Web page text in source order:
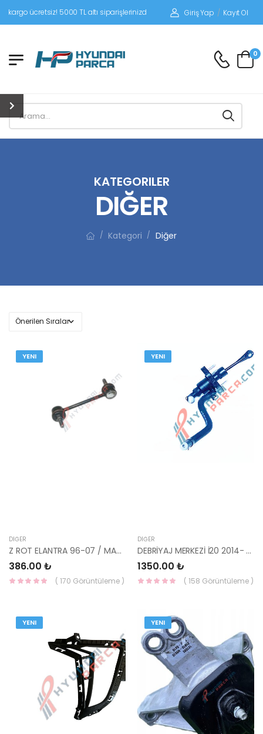
5000 TL altı siparişlerinizde siparişleriniz alıcı ödemeli gönderilir.
Giriş Yap / Kayıt Ol
0
KATEGORILER
DIĞER
/ Kategori / Diğer
YENI
DIĞER
Z ROT ELANTRA 96-07 / MATRİX 01- / COUPE 96- / CERATO 04-09 ARKA 55530-17000-YS
386.00 ₺
( 170 Görüntüleme )
YENI
DIĞER
DEBRİYAJ MERKEZİ İ20 2014- 41610-C8100-YS
1350.00 ₺
( 158 Görüntüleme )
YENI YENI